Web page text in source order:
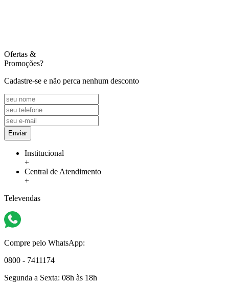
Ofertas &
Promoções?
Cadastre-se e não perca nenhum desconto
Enviar
Institucional
+
Central de Atendimento
+
Televendas
Compre pelo WhatsApp:
0800 - 7411174
Segunda a Sexta: 08h às 18h